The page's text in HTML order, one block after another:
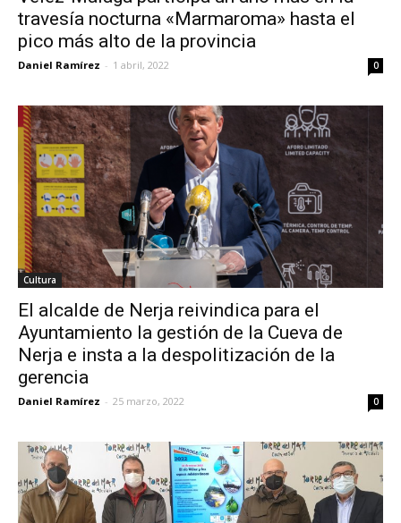
travesía nocturna «Marmaroma» hasta el
pico más alto de la provincia
Daniel Ramírez - 1 abril, 2022 0
Cultura
El alcalde de Nerja reivindica para el
Ayuntamiento la gestión de la Cueva de
Nerja e insta a la despolitización de la
gerencia
Daniel Ramírez - 25 marzo, 2022 0